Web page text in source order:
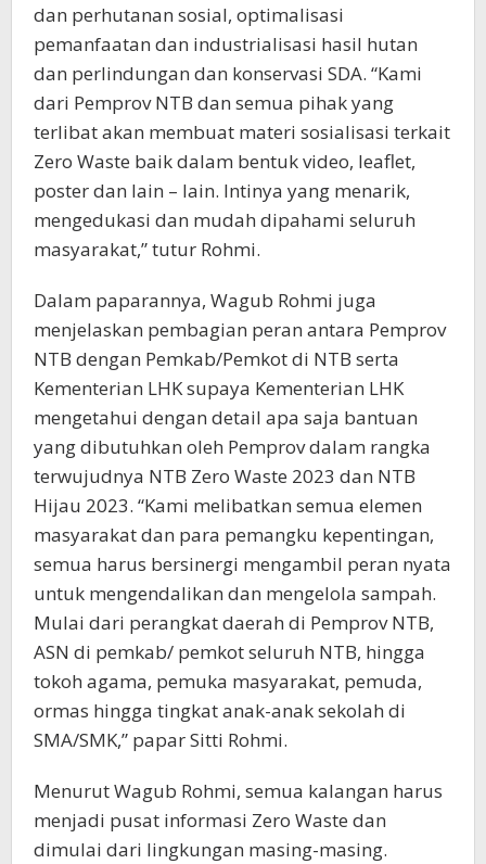
dan perhutanan sosial, optimalisasi
pemanfaatan dan industrialisasi hasil hutan
dan perlindungan dan konservasi SDA. “Kami
dari Pemprov NTB dan semua pihak yang
terlibat akan membuat materi sosialisasi terkait
Zero Waste baik dalam bentuk video, leaflet,
poster dan lain – lain. Intinya yang menarik,
mengedukasi dan mudah dipahami seluruh
masyarakat,” tutur Rohmi.
Dalam paparannya, Wagub Rohmi juga
menjelaskan pembagian peran antara Pemprov
NTB dengan Pemkab/Pemkot di NTB serta
Kementerian LHK supaya Kementerian LHK
mengetahui dengan detail apa saja bantuan
yang dibutuhkan oleh Pemprov dalam rangka
terwujudnya NTB Zero Waste 2023 dan NTB
Hijau 2023. “Kami melibatkan semua elemen
masyarakat dan para pemangku kepentingan,
semua harus bersinergi mengambil peran nyata
untuk mengendalikan dan mengelola sampah.
Mulai dari perangkat daerah di Pemprov NTB,
ASN di pemkab/ pemkot seluruh NTB, hingga
tokoh agama, pemuka masyarakat, pemuda,
ormas hingga tingkat anak-anak sekolah di
SMA/SMK,” papar Sitti Rohmi.
Menurut Wagub Rohmi, semua kalangan harus
menjadi pusat informasi Zero Waste dan
dimulai dari lingkungan masing-masing.